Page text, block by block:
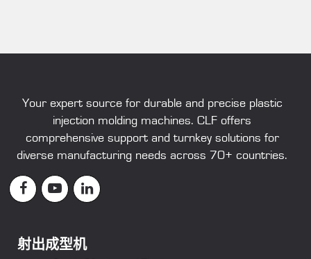
Your expert source for durable and precise plastic
injection molding machines. CLF offers
comprehensive support and turnkey solutions for
diverse manufacturing needs across 70+ countries.
射出成型机